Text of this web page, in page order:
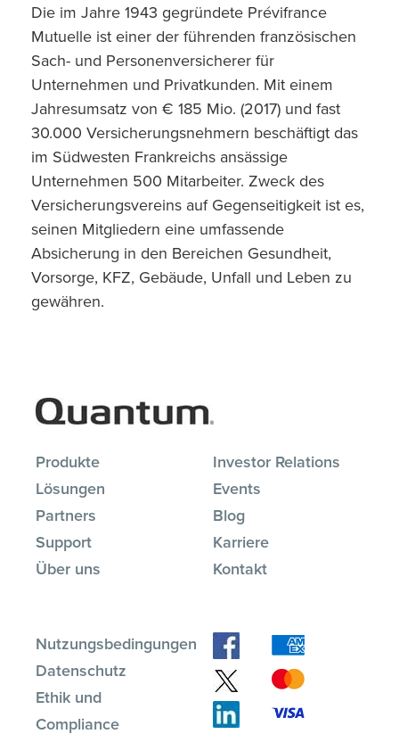
Die im Jahre 1943 gegründete Prévifrance
Mutuelle ist einer der führenden französischen
Sach- und Personenversicherer für
Unternehmen und Privatkunden. Mit einem
Jahresumsatz von € 185 Mio. (2017) und fast
30.000 Versicherungsnehmern beschäftigt das
im Südwesten Frankreichs ansässige
Unternehmen 500 Mitarbeiter. Zweck des
Versicherungsvereins auf Gegenseitigkeit ist es,
seinen Mitgliedern eine umfassende
Absicherung in den Bereichen Gesundheit,
Vorsorge, KFZ, Gebäude, Unfall und Leben zu
gewähren.
Produkte
Lösungen
Partners
Support
Über uns
Investor Relations
Events
Blog
Karriere
Kontakt
Nutzungsbedingungen
Datenschutz
Ethik und
Compliance